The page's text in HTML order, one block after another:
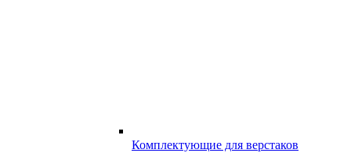
Комплектующие для верстаков